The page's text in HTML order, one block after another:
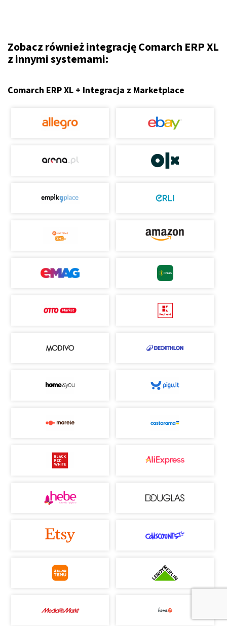
Zobacz również integrację Comarch ERP XL
z innymi systemami:
Comarch ERP XL + Integracja z Marketplace